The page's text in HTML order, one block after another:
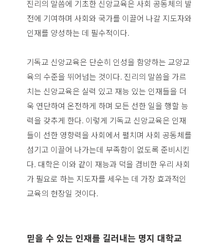
진리의 말씀에 기초한 신앙교육은 사회 공동체의 발
전에 기여하며 사회와 국가를 이끌어 나갈 지도자와
인재를 양성하는 데 필수적이다.
기독교 신앙교육은 단순히 인성을 함양하는 교양교
육의 수준을 뛰어넘는 것이다. 진리의 말씀을 가르
치는 신앙교육은 실력 있고 재능 있는 인재들을 더
욱 연단하여 온전하게 하며 모든 선한 일을 행할 능
력을 갖추게 한다. 이렇게 기독교 신앙교육은 인재
들이 선한 영향력을 사회에서 펼치며 사회 공동체를
섬기고 이끌어 나가는데 부족함이 없도록 준비시킨
다. 대학은 이와 같이 재능과 덕을 겸비한 우리 사회
가 필요로 하는 지도자를 세우는 데 가장 효과적인
교육의 현장일 것이다.
믿을 수 있는 인재를 길러내는 명지 대학교